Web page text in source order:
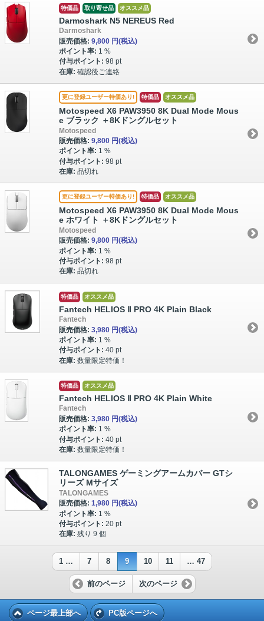
特価品 取り寄せ品 オススメ品
Darmoshark N5 NEREUS Red
Darmoshark
販売価格: 9,800 円(税込)
ポイント率: 1 %
付与ポイント: 98 pt
在庫: 確認後ご連絡
更に登録ユーザー特価あり! 特価品 オススメ品
Motospeed X6 PAW3950 8K Dual Mode Mous
e ブラック ＋8Kドングルセット
Motospeed
販売価格: 9,800 円(税込)
ポイント率: 1 %
付与ポイント: 98 pt
在庫: 品切れ
更に登録ユーザー特価あり! 特価品 オススメ品
Motospeed X6 PAW3950 8K Dual Mode Mous
e ホワイト ＋8Kドングルセット
Motospeed
販売価格: 9,800 円(税込)
ポイント率: 1 %
付与ポイント: 98 pt
在庫: 品切れ
特価品 オススメ品
Fantech HELIOS Ⅱ PRO 4K Plain Black
Fantech
販売価格: 3,980 円(税込)
ポイント率: 1 %
付与ポイント: 40 pt
在庫: 数量限定特価！
特価品 オススメ品
Fantech HELIOS Ⅱ PRO 4K Plain White
Fantech
販売価格: 3,980 円(税込)
ポイント率: 1 %
付与ポイント: 40 pt
在庫: 数量限定特価！
TALONGAMES ゲーミングアームカバー GTシ
リーズ Mサイズ
TALONGAMES
販売価格: 1,980 円(税込)
ポイント率: 1 %
付与ポイント: 20 pt
在庫: 残り 9 個
1 … 7 8 9 10 11 … 47
前のページ 次のページ
ページ最上部へ PC版ページへ